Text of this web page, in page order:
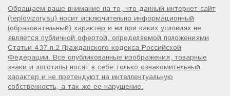
Обращаем ваше внимание на то, что данный интернет-сайт
(teplovizory.su) носит исключительно информационный
(образовательный) характер и ни при каких условиях не
является публичной офертой, определяемой положениями
Статьи 437 п.2 Гражданского кодекса Российской
Федерации. Все опубликованные изображения, товарные
знаки и логотипы носят в себе только ознакомительный
характер и не претендуют на интеллектуальную
собственность, а так же ее нарушение.